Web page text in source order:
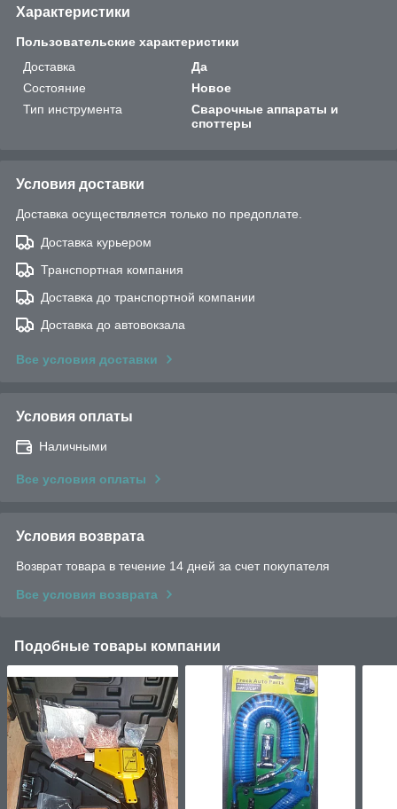
Характеристики
Пользовательские характеристики
Доставка
Да
Состояние
Новое
Тип инструмента
Сварочные аппараты и
споттеры
Условия доставки
Доставка осуществляется только по предоплате.
Доставка курьером
Транспортная компания
Доставка до транспортной компании
Доставка до автовокзала
Все условия доставки
Условия оплаты
Наличными
Все условия оплаты
Условия возврата
Возврат товара в течение 14 дней за счет покупателя
Все условия возврата
Подобные товары компании